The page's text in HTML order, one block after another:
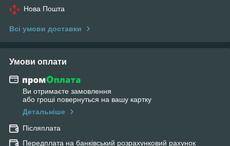
Нова Пошта
Всі умови доставки
Умови оплати
Ви отримаєте замовлення
або гроші повернуться на вашу картку
Детальніше
Післяплата
Передплата на банківський розрахунковий рахунок